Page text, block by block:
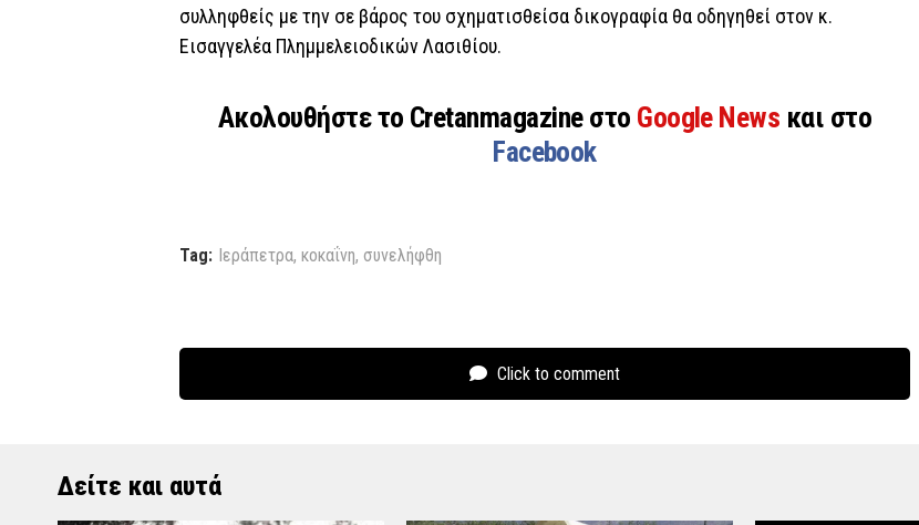
συλληφθείς με την σε βάρος του σχηματισθείσα δικογραφία θα οδηγηθεί στον κ.
Εισαγγελέα Πλημμελειοδικών Λασιθίου.
Ακολουθήστε το Cretanmagazine στο Google News και στο
Facebook
Tag: Ιεράπετρα, κοκαΐνη, συνελήφθη
Click to comment
Δείτε και αυτά